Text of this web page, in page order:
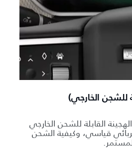
القابلة للشحن الخارجي
قياسي، وكيفية الشحن